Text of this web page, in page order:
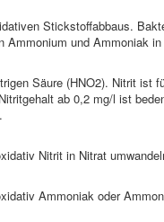
Stickstoffabbaus.
Ammonium und Ammoniak
Säure (HNO2). Nitrit ist
ab 0,2 mg/l ist
Nitrit in Nitrat
Ammoniak oder